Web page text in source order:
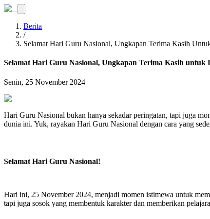
Berita
/
Selamat Hari Guru Nasional, Ungkapan Terima Kasih
Selamat Hari Guru Nasional, Ungkapan Terima Kasih untuk
Senin, 25 November 2024
Hari Guru Nasional bukan hanya sekadar peringatan, tapi juga
dunia ini. Yuk, rayakan Hari Guru Nasional dengan cara yang
Selamat Hari Guru Nasional!
Hari ini, 25 November 2024, menjadi momen istimewa untuk
tapi juga sosok yang membentuk karakter dan memberikan